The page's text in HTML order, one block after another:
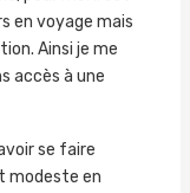
en voyage mais
Ainsi je me
accès à une
se faire
modeste en